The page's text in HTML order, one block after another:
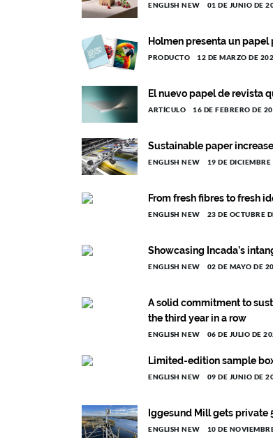
ENGLISH NEW 01 DE JUNIO DE
Holmen presenta un
PRODUCTO 12 DE MARZO DE
El nuevo papel de revista
ARTÍCULO 16 DE FEBRERO DE
Sustainable paper
ENGLISH NEW 19 DE
From fresh fibres to fresh
ENGLISH NEW 23 DE OCTUBRE
Showcasing Incada’s
ENGLISH NEW 02 DE MAYO DE
A solid commitment to
the third year in a row
ENGLISH NEW 06 DE JULIO DE
Limited-edition sample
ENGLISH NEW 09 DE JUNIO DE
Iggesund Mill gets private
ENGLISH NEW 10 DE